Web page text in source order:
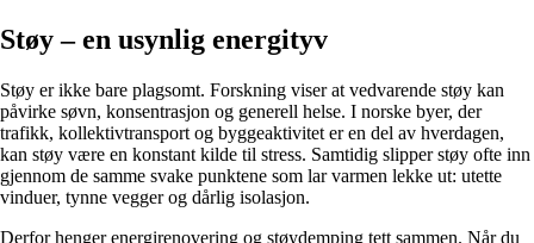
Støy – en usynlig energityv
Støy er ikke bare plagsomt. Forskning viser at vedvarende støy kan
påvirke søvn, konsentrasjon og generell helse. I norske byer, der
trafikk, kollektivtransport og byggeaktivitet er en del av hverdagen,
kan støy være en konstant kilde til stress. Samtidig slipper støy ofte inn
gjennom de samme svake punktene som lar varmen lekke ut: utette
vinduer, tynne vegger og dårlig isolasjon.
Derfor henger energirenovering og støydemping tett sammen. Når du